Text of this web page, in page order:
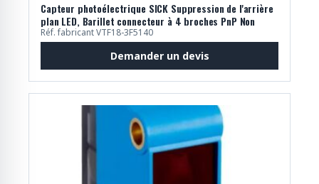
Capteur photoélectrique SICK Suppression de l'arrière
plan LED, Barillet connecteur à 4 broches PnP Non
Réf. fabricant VTF18-3F5140
Demander un devis